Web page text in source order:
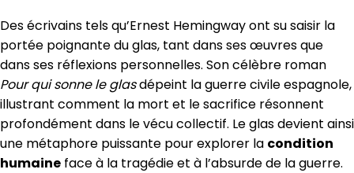
Des écrivains tels qu’Ernest Hemingway ont su saisir la
portée poignante du glas, tant dans ses œuvres que
dans ses réflexions personnelles. Son célèbre roman
Pour qui sonne le glasdépeint la guerre civile espagnole,
illustrant comment la mort et le sacrifice résonnent
profondément dans le vécu collectif. Le glas devient ainsi
une métaphore puissante pour explorer la condition
humaine face à la tragédie et à l’absurde de la guerre.